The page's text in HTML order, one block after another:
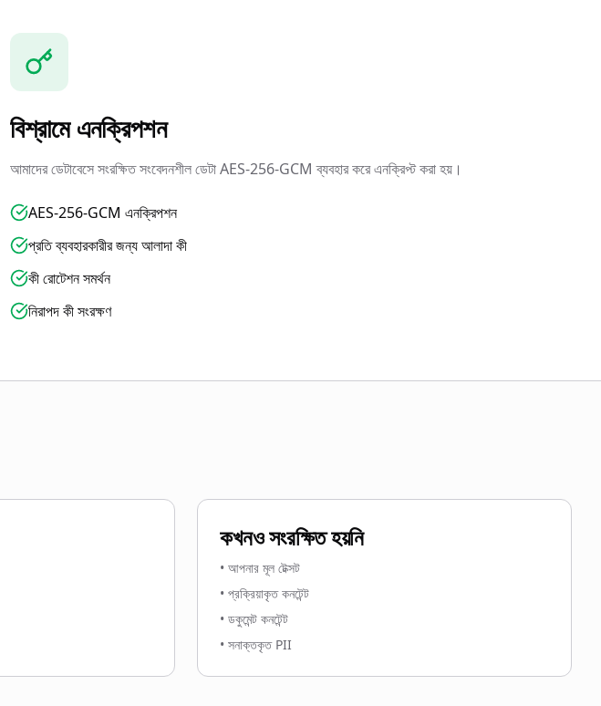
বিশ্রামে এনক্রিপশন
আমাদের ডেটাবেসে সংরক্ষিত সংবেদনশীল ডেটা AES-256-GCM ব্যবহার করে এনক্রিপ্ট করা হয়।
AES-256-GCM এনক্রিপশন
প্রতি ব্যবহারকারীর জন্য আলাদা কী
কী রোটেশন সমর্থন
নিরাপদ কী সংরক্ষণ
কখনও সংরক্ষিত হয়নি
•আপনার মূল টেক্সট
•প্রক্রিয়াকৃত কনটেন্ট
•ডকুমেন্ট কনটেন্ট
•সনাক্তকৃত PII